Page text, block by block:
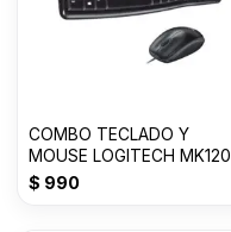
COMBO TECLADO Y
MOUSE LOGITECH MK120
ESPAÑOL
$ 990